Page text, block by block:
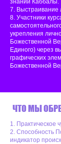
знаний Каббалы.
7. Выстраивание
8. Участники
укрепления
Божественной
Единого) через
графических
Божественной
ЧТО МЫ
1. Практическое
2. Способность
индикатор